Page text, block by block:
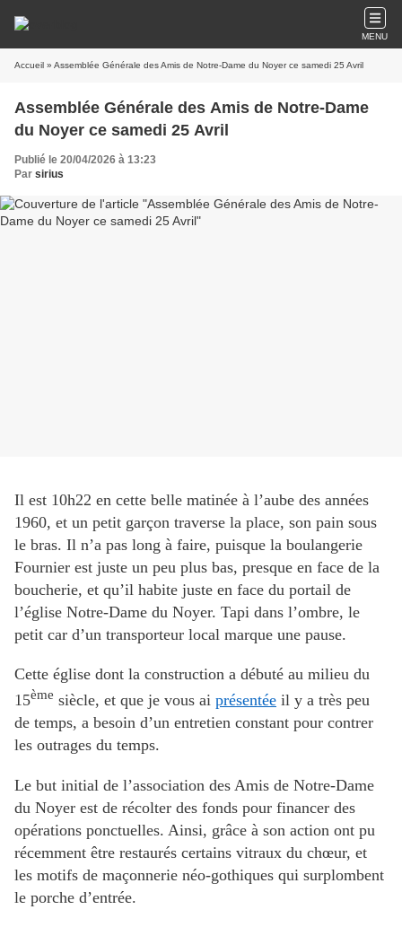
MENU
Accueil » Assemblée Générale des Amis de Notre-Dame du Noyer ce samedi 25 Avril
Assemblée Générale des Amis de Notre-Dame
du Noyer ce samedi 25 Avril
Publié le 20/04/2026 à 13:23
Par sirius
Il est 10h22 en cette belle matinée à l’aube des années
1960, et un petit garçon traverse la place, son pain sous
le bras. Il n’a pas long à faire, puisque la boulangerie
Fournier est juste un peu plus bas, presque en face de la
boucherie, et qu’il habite juste en face du portail de
l’église Notre-Dame du Noyer. Tapi dans l’ombre, le
petit car d’un transporteur local marque une pause.
Cette église dont la construction a débuté au milieu du
15ème siècle, et que je vous ai présentée il y a très peu
de temps, a besoin d’un entretien constant pour contrer
les outrages du temps.
Le but initial de l’association des Amis de Notre-Dame
du Noyer est de récolter des fonds pour financer des
opérations ponctuelles. Ainsi, grâce à son action ont pu
récemment être restaurés certains vitraux du chœur, et
les motifs de maçonnerie néo-gothiques qui surplombent
le porche d’entrée.